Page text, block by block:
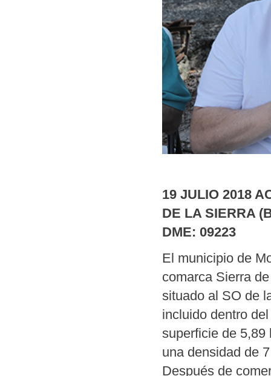
19 JULIO 2018
DE LA SIERRA
DME: 09223
El municipio de
comarca Sierra
situado al SO de
incluido dentro
superficie de 5,89
una densidad de
Después de